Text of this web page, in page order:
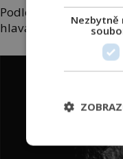
Podle toho, jestli
hlava. Nabídka
Nezbytně